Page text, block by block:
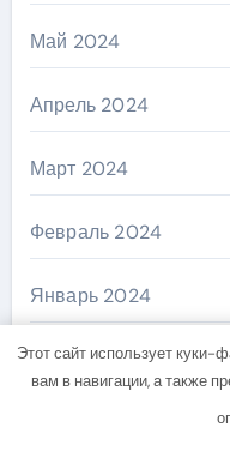
Май 2024
Апрель 2024
Март 2024
Февраль 2024
Январь 2024
Декабрь 2023
Этот сайт использует куки-
вам в навигации, а также